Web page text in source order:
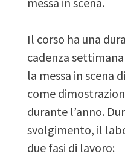
Il corso ha una
cadenza
la messa in scena
come
durante l’anno.
svolgimento, il
due fasi di lavoro: